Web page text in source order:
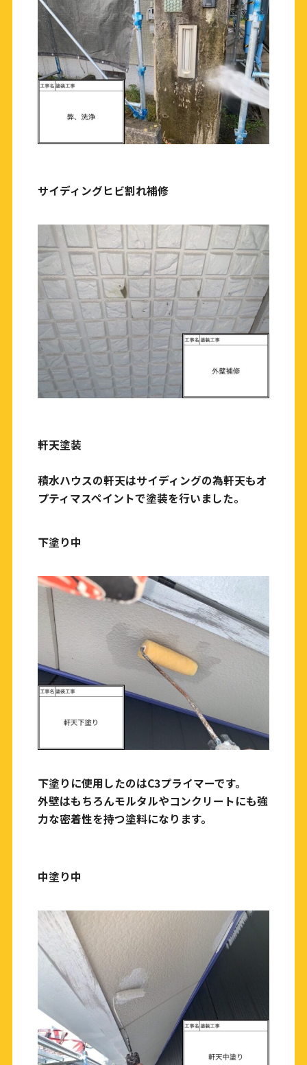
サイディングヒビ割れ補修
軒天塗装
積水ハウスの軒天はサイディングの為軒天もオ
プティマスペイントで塗装を行いました。
下塗り中
下塗りに使用したのはC3プライマーです。
外壁はもちろんモルタルやコンクリートにも強
力な密着性を持つ塗料になります。
中塗り中